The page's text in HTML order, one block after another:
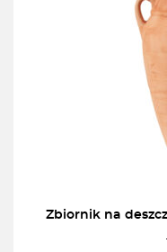
Zbiornik na